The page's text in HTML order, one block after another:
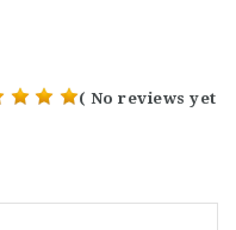
( No reviews yet